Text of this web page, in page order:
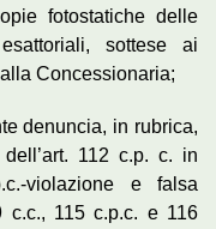
fotostatiche delle
sottese ai
Concessionaria;
denuncia, in rubrica,
112 c.p. c. in
violazione e falsa
c.c., 115 c.p.c. e 116